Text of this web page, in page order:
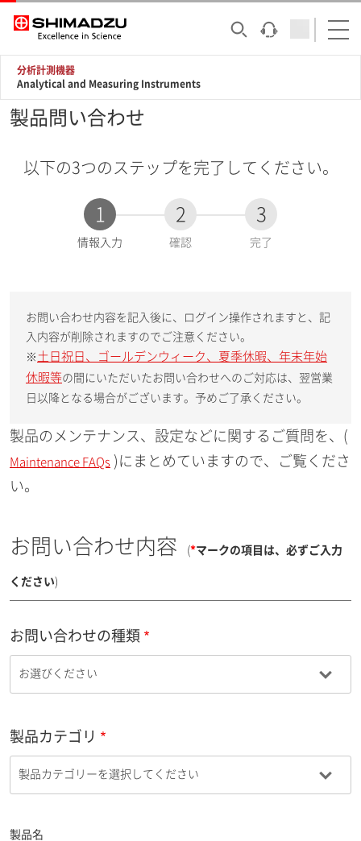
分析計測機器
Analytical and Measuring Instruments
製品問い合わせ
以下の3つのステップを完了してください。
1
現
情報入力
2
確認
3
完了
お問い合わせ内容を記入後に、ログイン操作されますと、記
入内容が削除されますのでご注意ください。
※ 土日祝日、ゴールデンウィーク、夏季休暇、年末年始
休暇等の間にいただいたお問い合わせへのご対応は、翌営業
日以降となる場合がございます。予めご了承ください。
製品のメンテナンス、設定などに関するご質問を、(
Maintenance FAQs )にまとめていますので、ご覧くださ
い。
お問い合わせ内容 (*マークの項目は、必ずご入力
ください)
お問い合わせの種類
製品カテゴリ
製品名